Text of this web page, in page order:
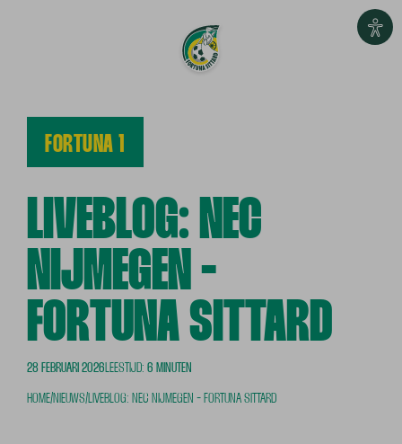
FORTUNA 1
LIVEBLOG: NEC
NIJMEGEN -
FORTUNA SITTARD
28 FEBRUARI 2026LEESTIJD: 6 MINUTEN
HOME/NIEUWS/LIVEBLOG: NEC NIJMEGEN - FORTUNA SITTARD